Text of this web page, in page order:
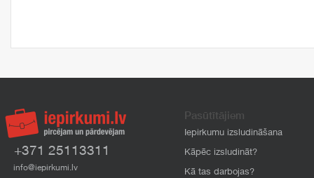
+371 25113311
info@iepirkumi.lv
Pasūtītājiem
Iepirkumu izsludināšana
Kāpēc izsludināt?
Kā tas darbojas?